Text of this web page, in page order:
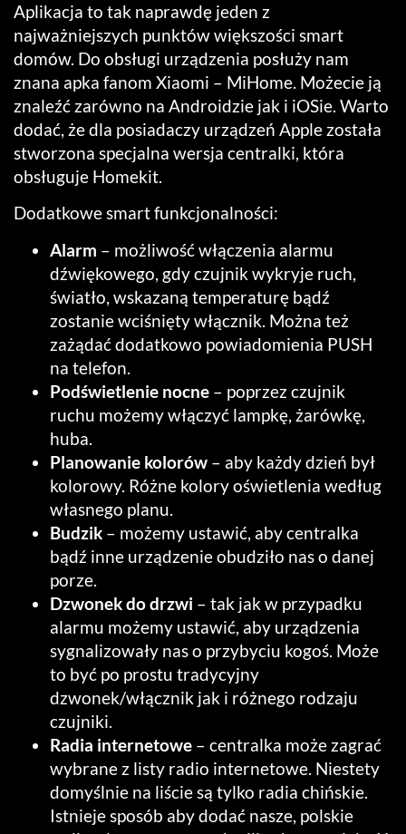
Aplikacja to tak naprawdę jeden z
najważniejszych punktów większości smart
domów. Do obsługi urządzenia posłuży nam
znana apka fanom Xiaomi – MiHome. Możecie ją
znaleźć zarówno na Androidzie jak i iOSie. Warto
dodać, że dla posiadaczy urządzeń Apple została
stworzona specjalna wersja centralki, która
obsługuje Homekit.
Dodatkowe smart funkcjonalności:
Alarm – możliwość włączenia alarmu
dźwiękowego, gdy czujnik wykryje ruch,
światło, wskazaną temperaturę bądź
zostanie wciśnięty włącznik. Można też
zażądać dodatkowo powiadomienia PUSH
na telefon.
Podświetlenie nocne – poprzez czujnik
ruchu możemy włączyć lampkę, żarówkę,
huba.
Planowanie kolorów – aby każdy dzień był
kolorowy. Różne kolory oświetlenia według
własnego planu.
Budzik – możemy ustawić, aby centralka
bądź inne urządzenie obudziło nas o danej
porze.
Dzwonek do drzwi – tak jak w przypadku
alarmu możemy ustawić, aby urządzenia
sygnalizowały nas o przybyciu kogoś. Może
to być po prostu tradycyjny
dzwonek/włącznik jak i różnego rodzaju
czujniki.
Radia internetowe – centralka może zagrać
wybrane z listy radio internetowe. Niestety
domyślnie na liście są tylko radia chińskie.
Istnieje sposób aby dodać nasze, polskie